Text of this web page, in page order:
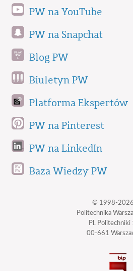
PW na YouTube
PW na Snapchat
Blog PW
Biuletyn PW
Platforma Ekspertów
PW na Pinterest
PW na LinkedIn
Baza Wiedzy PW
© 1998-2026
Politechnika
Pl. Politechniki
00-661